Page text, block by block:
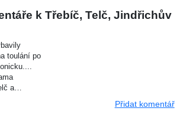
k Třebíč, Telč, Jindřichův
toulání po
a…
Přidat komentář